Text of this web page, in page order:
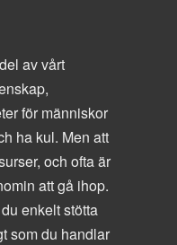
av vårt
för människor
ha kul. Men att
och ofta är
att gå ihop.
enkelt stötta
som du handlar